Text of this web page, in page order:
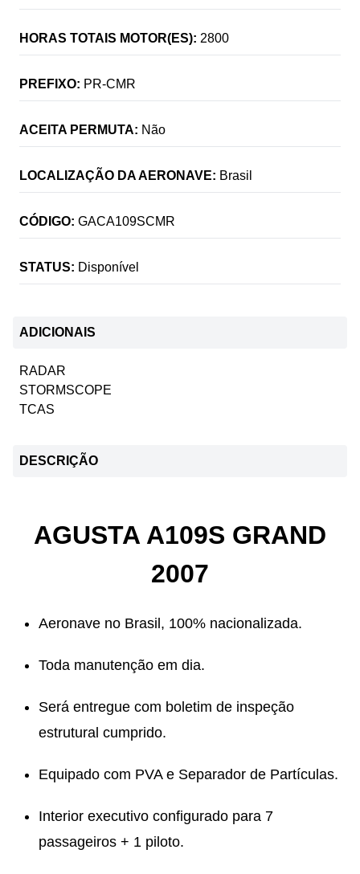
HORAS TOTAIS MOTOR(ES): 2800
PREFIXO: PR-CMR
ACEITA PERMUTA: Não
LOCALIZAÇÃO DA AERONAVE: Brasil
CÓDIGO: GACA109SCMR
STATUS: Disponível
ADICIONAIS
RADAR
STORMSCOPE
TCAS
DESCRIÇÃO
AGUSTA A109S GRAND
2007
Aeronave no Brasil, 100% nacionalizada.
Toda manutenção em dia.
Será entregue com boletim de inspeção
estrutural cumprido.
Equipado com PVA e Separador de Partículas.
Interior executivo configurado para 7
passageiros + 1 piloto.